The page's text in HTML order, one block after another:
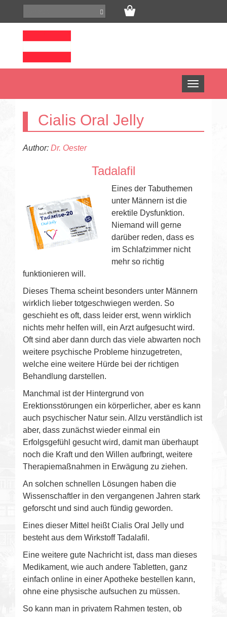
Open
menu
Cialis Oral Jelly
Author: Dr. Oester
Tadalafil
Eines der Tabuthemen
unter Männern ist die
erektile Dysfunktion.
Niemand will gerne
darüber reden, dass es
im Schlafzimmer nicht
mehr so richtig
funktionieren will.
Dieses Thema scheint besonders unter Männern
wirklich lieber totgeschwiegen werden. So
geschieht es oft, dass leider erst, wenn wirklich
nichts mehr helfen will, ein Arzt aufgesucht wird.
Oft sind aber dann durch das viele abwarten noch
weitere psychische Probleme hinzugetreten,
welche eine weitere Hürde bei der richtigen
Behandlung darstellen.
Manchmal ist der Hintergrund von
Erektionsstörungen ein körperlicher, aber es kann
auch psychischer Natur sein. Allzu verständlich ist
aber, dass zunächst wieder einmal ein
Erfolgsgefühl gesucht wird, damit man überhaupt
noch die Kraft und den Willen aufbringt, weitere
Therapiemaßnahmen in Erwägung zu ziehen.
An solchen schnellen Lösungen haben die
Wissenschaftler in den vergangenen Jahren stark
geforscht und sind auch fündig geworden.
Eines dieser Mittel heißt Cialis Oral Jelly und
besteht aus dem Wirkstoff Tadalafil.
Eine weitere gute Nachricht ist, dass man dieses
Medikament, wie auch andere Tabletten, ganz
einfach online in einer Apotheke bestellen kann,
ohne eine physische aufsuchen zu müssen.
So kann man in privatem Rahmen testen, ob